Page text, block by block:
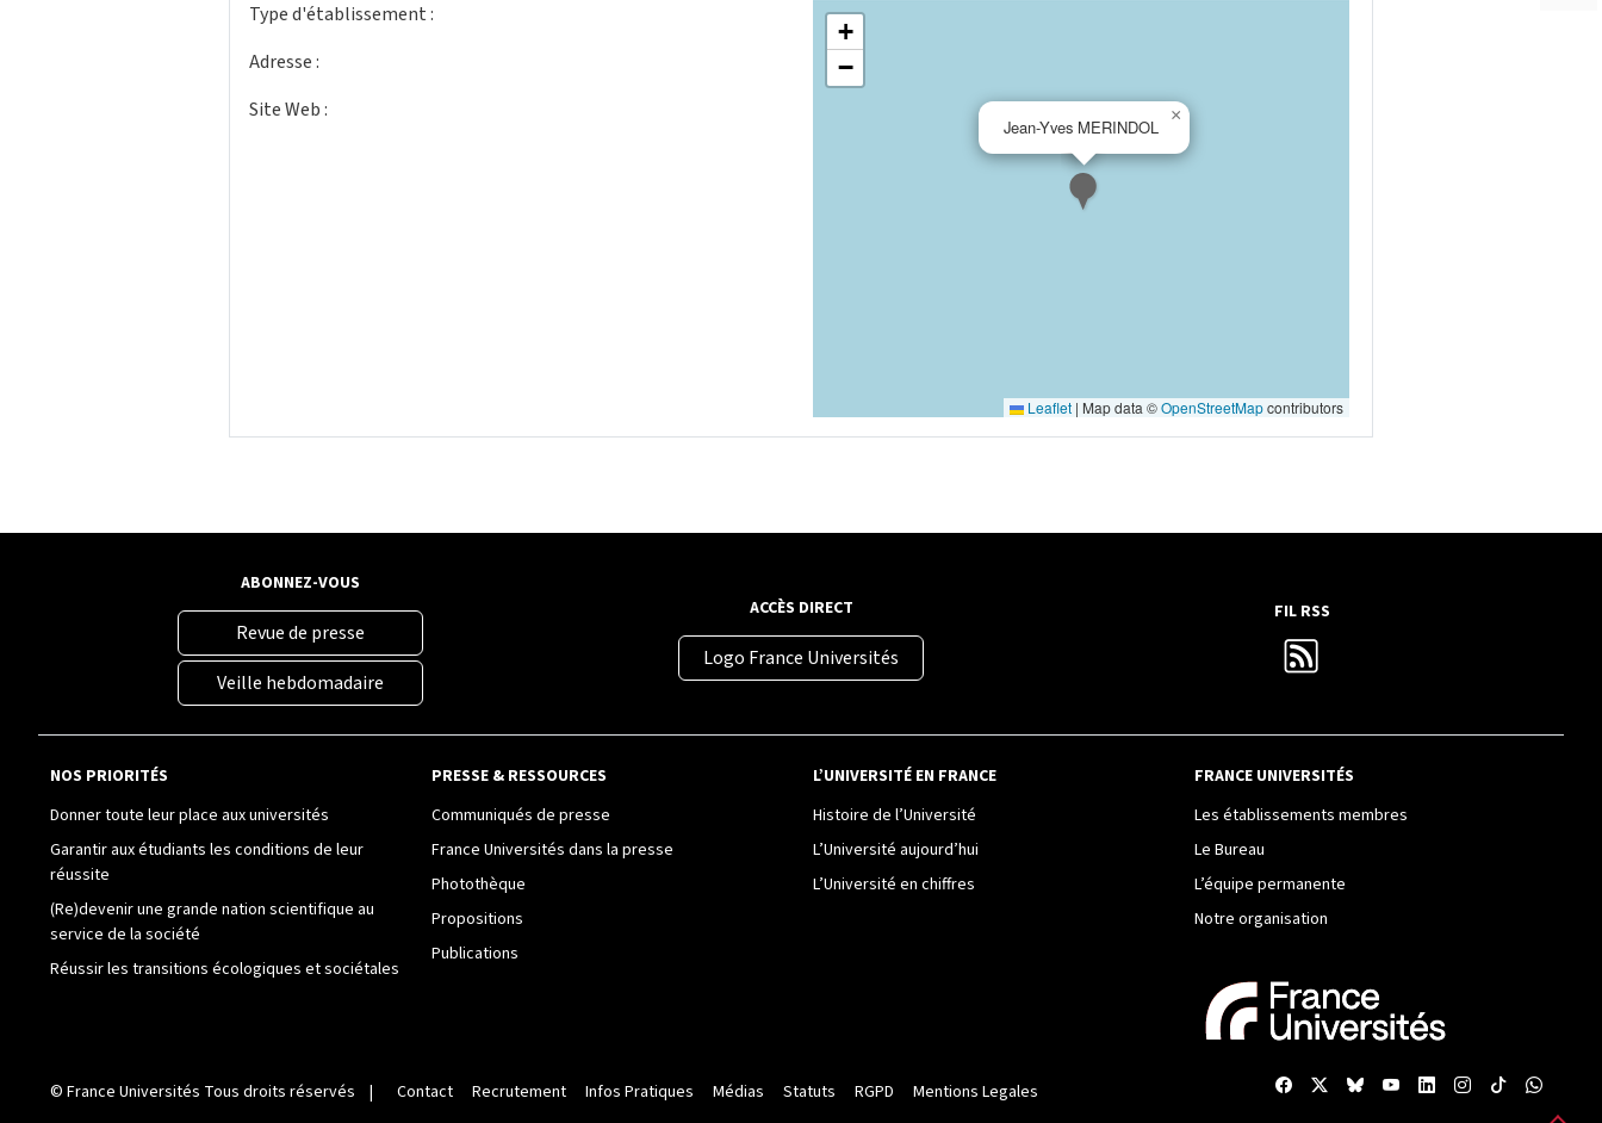
Type d'établissement :
Adresse :
Site Web :
Jean-Yves MERINDOL
×
+
−
Leaflet | Map data ©OpenStreetMapcontributors
ABONNEZ-VOUS
Revue de presse
Veille hebdomadaire
ACCÈS DIRECT
Logo France Universités
FIL RSS
NOS PRIORITÉS
Donner toute leur place aux universités
Garantir aux étudiants les conditions de leur
réussite
(Re)devenir une grande nation scientifique au
service de la société
Réussir les transitions écologiques et sociétales
PRESSE & RESSOURCES
Communiqués de presse
France Universités dans la presse
Photothèque
Propositions
Publications
L’UNIVERSITÉ EN FRANCE
Histoire de l’Université
L’Université aujourd’hui
L’Université en chiffres
FRANCE UNIVERSITÉS
Les établissements membres
Le Bureau
L’équipe permanente
Notre organisation
© France Universités Tous droits réservés | Contact Recrutement Infos Pratiques Médias Statuts RGPD Mentions Legales